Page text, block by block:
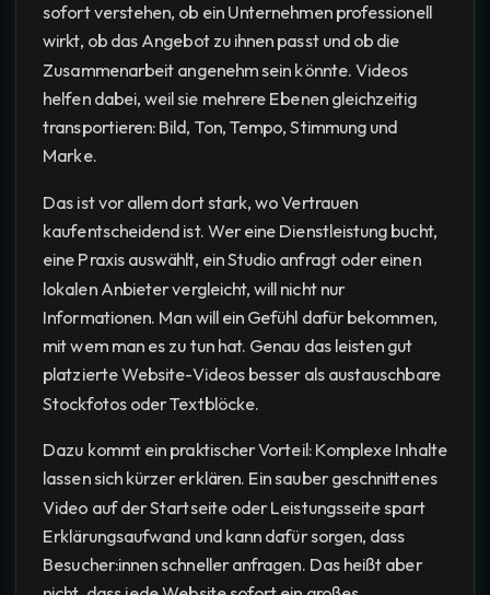
sofort verstehen, ob ein Unternehmen professionell
wirkt, ob das Angebot zu ihnen passt und ob die
Zusammenarbeit angenehm sein könnte. Videos
helfen dabei, weil sie mehrere Ebenen gleichzeitig
transportieren: Bild, Ton, Tempo, Stimmung und
Marke.
Das ist vor allem dort stark, wo Vertrauen
kaufentscheidend ist. Wer eine Dienstleistung bucht,
eine Praxis auswählt, ein Studio anfragt oder einen
lokalen Anbieter vergleicht, will nicht nur
Informationen. Man will ein Gefühl dafür bekommen,
mit wem man es zu tun hat. Genau das leisten gut
platzierte Website-Videos besser als austauschbare
Stockfotos oder Textblöcke.
Dazu kommt ein praktischer Vorteil: Komplexe Inhalte
lassen sich kürzer erklären. Ein sauber geschnittenes
Video auf der Startseite oder Leistungsseite spart
Erklärungsaufwand und kann dafür sorgen, dass
Besucher:innen schneller anfragen. Das heißt aber